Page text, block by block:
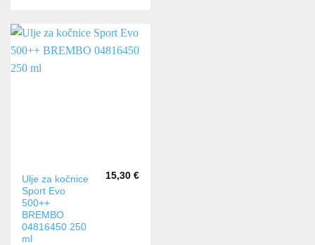
Ulje za kočnice
Sport Evo
500++
BREMBO
04816450 250
ml
15,30 €